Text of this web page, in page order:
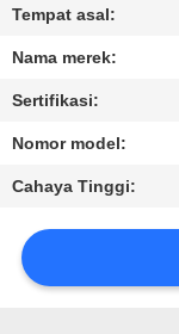
PABRIK
KONTROL
KUALITAS
KAMI
Tempat asal:
Nama merek:
Sertifikasi:
Nomor model:
Cahaya Tinggi: